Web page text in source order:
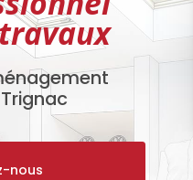
nous